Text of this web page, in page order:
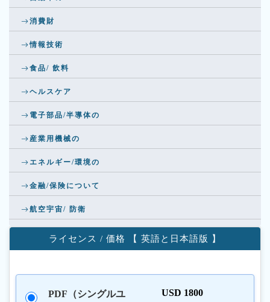
消費財
情報技術
食品/ 飲料
ヘルスケア
電子部品/半導体の
産業用機械の
エネルギー/環境の
金融/保険について
航空宇宙/ 防衛
ライセンス / 価格 【 英語と日本語版 】
PDF（シングルユ
USD 1800